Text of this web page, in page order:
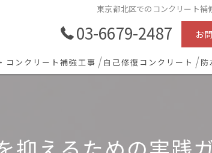
東京都北区でのコンクリート補
03-6679-2487 お
コンクリート補強工事 自己修復コンクリート 防